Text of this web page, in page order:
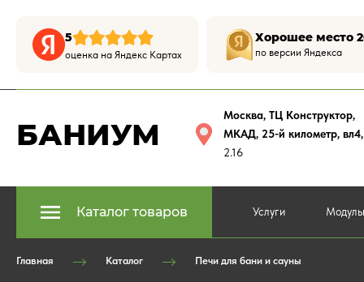
5
оценка на Яндекс Картах
Хорошее место
по версии Яндекса
БАНИУМ
Москва, ТЦ Конструктор,
МКАД, 25-й километр,
2.16
Каталог товаров Услуги
Главная Каталог Печи для бани и сауны